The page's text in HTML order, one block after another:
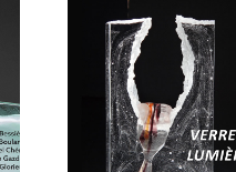
MORET-SUR-LOING